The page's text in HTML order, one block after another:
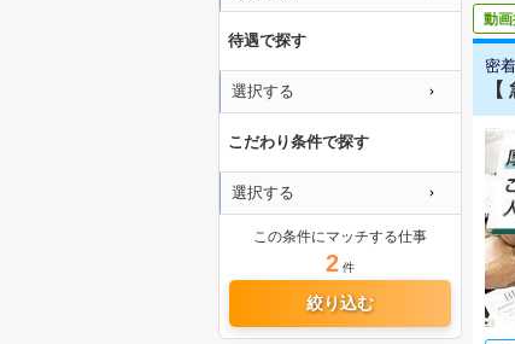
動画
密
待遇で探す
選択する
こだわり条件で探す
選択する
この条件にマッチする仕事
2 件
絞り込む